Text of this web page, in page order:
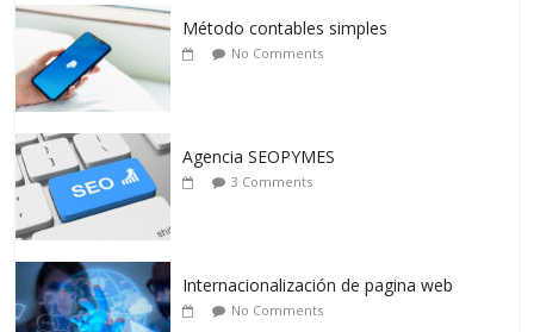
Método contables simples
No Comments
Agencia SEOPYMES
3 Comments
Internacionalización de pagina web
No Comments